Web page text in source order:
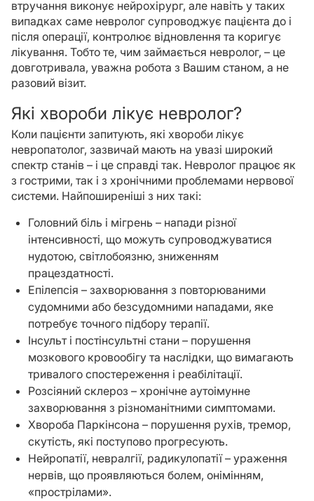
втручання виконує нейрохірург, але навіть у таких
випадках саме невролог супроводжує пацієнта до і
після операції, контролює відновлення та коригує
лікування. Тобто те, чим займається невролог, – це
довготривала, уважна робота з Вашим станом, а не
разовий візит.
Які хвороби лікує невролог?
Коли пацієнти запитують, які хвороби лікує
невропатолог, зазвичай мають на увазі широкий
спектр станів – і це справді так. Невролог працює як
з гострими, так і з хронічними проблемами нервової
системи. Найпоширеніші з них такі:
Головний біль і мігрень – напади різної
інтенсивності, що можуть супроводжуватися
нудотою, світлобоязню, зниженням
працездатності.
Епілепсія – захворювання з повторюваними
судомними або безсудомними нападами, яке
потребує точного підбору терапії.
Інсульт і постінсультні стани – порушення
мозкового кровообігу та наслідки, що вимагають
тривалого спостереження і реабілітації.
Розсіяний склероз – хронічне аутоімунне
захворювання з різноманітними симптомами.
Хвороба Паркінсона – порушення рухів, тремор,
скутість, які поступово прогресують.
Нейропатії, невралгії, радикулопатії – ураження
нервів, що проявляються болем, онімінням,
«прострілами».